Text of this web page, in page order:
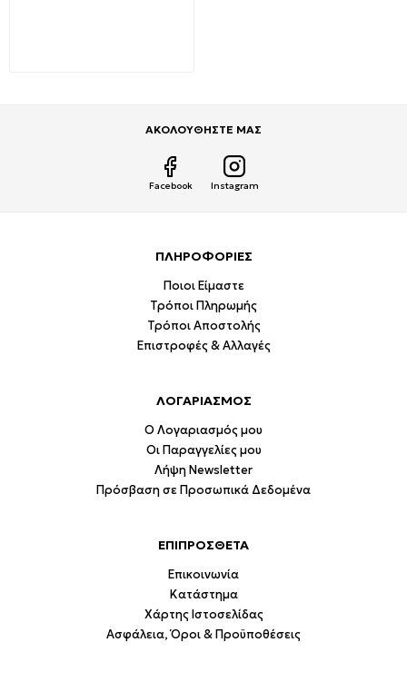
ΑΚΟΛΟΥΘΗΣΤΕ ΜΑΣ
Facebook Instagram
ΠΛΗΡΟΦΟΡΙΕΣ
Ποιοι Είμαστε
Τρόποι Πληρωμής
Τρόποι Αποστολής
Επιστροφές & Αλλαγές
ΛΟΓΑΡΙΑΣΜΟΣ
Ο Λογαριασμός μου
Οι Παραγγελίες μου
Λήψη Newsletter
Πρόσβαση σε Προσωπικά Δεδομένα
ΕΠΙΠΡΟΣΘΕΤΑ
Επικοινωνία
Κατάστημα
Χάρτης Ιστοσελίδας
Ασφάλεια, Όροι & Προϋποθέσεις